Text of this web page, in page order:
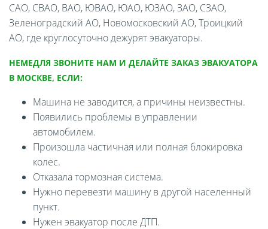
САО, СВАО, ВАО, ЮВАО, ЮАО, ЮЗАО, ЗАО, СЗАО,
Зеленоградский АО, Новомосковский АО, Троицкий
АО, где круглосуточно дежурят эвакуаторы.
НЕМЕДЛЯ ЗВОНИТЕ НАМ И ДЕЛАЙТЕ ЗАКАЗ ЭВАКУАТОРА
В МОСКВЕ, ЕСЛИ:
Машина не заводится, а причины неизвестны.
Появились проблемы в управлении
автомобилем.
Произошла частичная или полная блокировка
колес.
Отказала тормозная система.
Нужно перевезти машину в другой населенный
пункт.
Нужен эвакуатор после ДТП.